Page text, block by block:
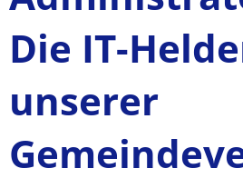
Die IT-
unserer